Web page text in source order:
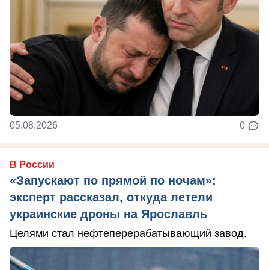
05.08.2026 0
В России
«Запускают по прямой по ночам»:
эксперт рассказал, откуда летели
украинские дроны на Ярославль
Целями стал нефтеперерабатывающий завод.